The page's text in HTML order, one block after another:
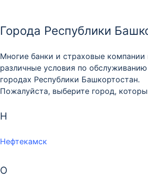
Города Республики
Многие банки и страховые компании
различные условия по
городах Республики Башкортостан.
Пожалуйста, выберите город,
Н
Нефтекамск
О